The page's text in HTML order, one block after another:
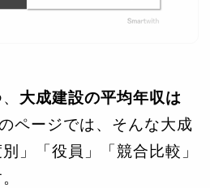
大成建設の平均年収は
ページでは、そんな大成
」「役員」「競合比較」